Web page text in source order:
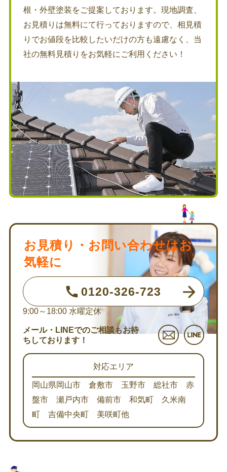
根・外壁塗装をご提案しております。現地調査、
お見積りは無料にて行っておりますので、相見積
りでお値段を比較したいだけの方も遠慮なく、当
社の無料見積りをお気軽にご利用ください！
お見積り・お問い合わせはお
気軽に
0120-326-723
9:00～18:00 水曜定休
メール・LINEでのご相談もお待
ちしております！
対応エリア
岡山県岡山市 倉敷市 玉野市 総社市 赤
盤市 瀬戸内市 備前市 和気町 久米南
町 吉備中央町 美咲町他